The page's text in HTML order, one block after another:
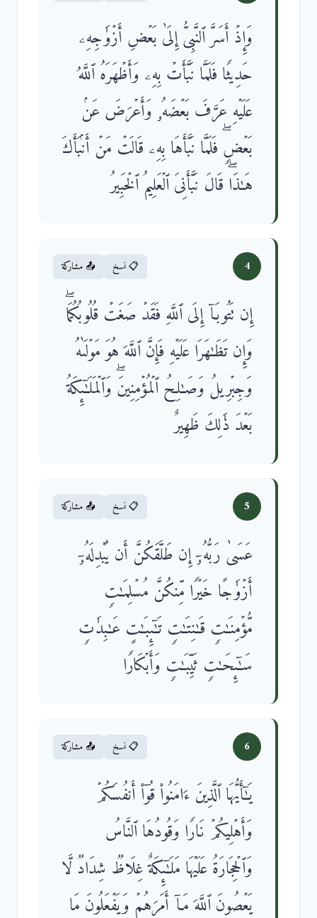
وَإِذۡ أَسَرَّ ٱلنَّبِیُّ إِلَىٰ بَعۡضِ أَزۡوَ ٰ⁠جِهِۦ
حَدِیثࣰا فَلَمَّا نَبَّأَتۡ بِهِۦ وَأَظۡهَرَهُ ٱللَّهُ
عَلَیۡهِ عَرَّفَ بَعۡضَهُۥ وَأَعۡرَضَ عَنۢ
بَعۡضࣲۖ فَلَمَّا نَبَّأَهَا بِهِۦ قَالَتۡ مَنۡ أَنۢبَأَكَ
هَـٰذَاۖ قَالَ نَبَّأَنِیَ ٱلۡعَلِیمُ ٱلۡخَبِیرُ
4 📋 نسخ 📤 مشاركة
إِن تَتُوبَاۤ إِلَى ٱللَّهِ فَقَدۡ صَغَتۡ قُلُوبُكُمَاۖ
وَإِن تَظَـٰهَرَا عَلَیۡهِ فَإِنَّ ٱللَّهَ هُوَ مَوۡلَىٰهُ
وَجِبۡرِیلُ وَصَـٰلِحُ ٱلۡمُؤۡمِنِینَۖ وَٱلۡمَلَـٰۤىِٕكَةُ
بَعۡدَ ذَ ٰ⁠لِكَ ظَهِیرٌ
5 📋 نسخ 📤 مشاركة
عَسَىٰ رَبُّهُۥۤ إِن طَلَّقَكُنَّ أَن یُبۡدِلَهُۥۤ
أَزۡوَ ٰ⁠جًا خَیۡرࣰا مِّنكُنَّ مُسۡلِمَـٰتࣲ
مُّؤۡمِنَـٰتࣲ قَـٰنِتَـٰتࣲ تَـٰۤىِٕبَـٰتٍ عَـٰبِدَ ٰ⁠تࣲ
سَـٰۤىِٕحَـٰتࣲ ثَیِّبَـٰتࣲ وَأَبۡكَارࣰا
6 📋 نسخ 📤 مشاركة
یَـٰۤأَیُّهَا ٱلَّذِینَ ءَامَنُوا۟ قُوۤا۟ أَنفُسَكُمۡ
وَأَهۡلِیكُمۡ نَارࣰا وَقُودُهَا ٱلنَّاسُ
وَٱلۡحِجَارَةُ عَلَیۡهَا مَلَـٰۤىِٕكَةٌ غِلَاظࣱ شِدَادࣱ لَّا
یَعۡصُونَ ٱللَّهَ مَاۤ أَمَرَهُمۡ وَیَفۡعَلُونَ مَا